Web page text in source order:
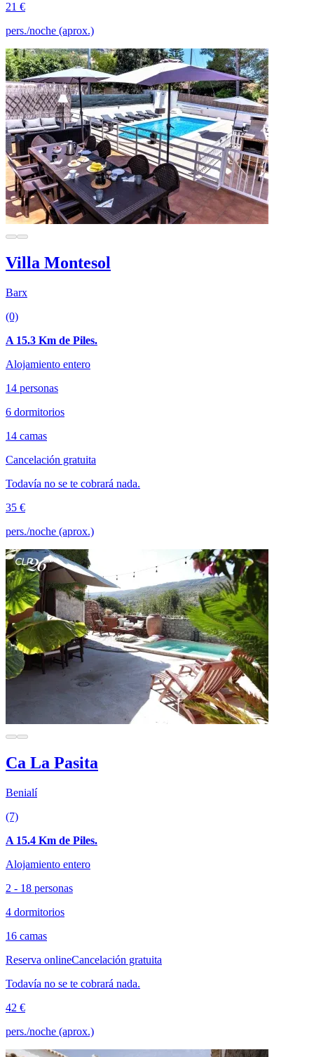
21 €
pers./noche (aprox.)
Villa Montesol
Barx
(0)
A 15.3 Km de Piles.
Alojamiento entero
14 personas
6 dormitorios
14 camas
Cancelación gratuita
Todavía no se te cobrará nada.
35 €
pers./noche (aprox.)
Ca La Pasita
Benialí
(7)
A 15.4 Km de Piles.
Alojamiento entero
2 - 18 personas
4 dormitorios
16 camas
Reserva onlineCancelación gratuita
Todavía no se te cobrará nada.
42 €
pers./noche (aprox.)